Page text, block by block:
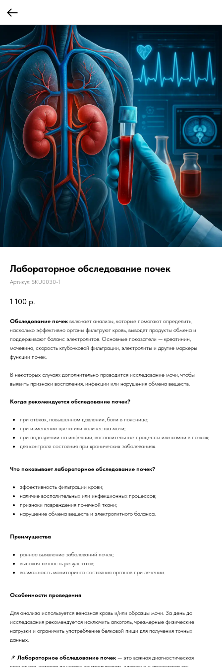
Лабораторное обследование почек
Артикул: SKU0030-1
1 100 р.
Обследование почек включает анализы, которые помогают определить,
насколько эффективно органы фильтруют кровь, выводят продукты обмена и
поддерживают баланс электролитов. Основные показатели — креатинин,
мочевина, скорость клубочковой фильтрации, электролиты и другие маркеры
функции почек.
В некоторых случаях дополнительно проводится исследование мочи, чтобы
выявить признаки воспаления, инфекции или нарушения обмена веществ.
Когда рекомендуется обследование почек?
при отёках, повышенном давлении, боли в пояснице;
при изменении цвета или количества мочи;
при подозрении на инфекции, воспалительные процессы или камни в почках;
для контроля состояния при хронических заболеваниях.
Что показывает лабораторное обследование почек?
эффективность фильтрации крови;
наличие воспалительных или инфекционных процессов;
признаки повреждения почечной ткани;
нарушение обмена веществ и электролитного баланса.
Преимущества
раннее выявление заболеваний почек;
высокая точность результатов;
возможность мониторинга состояния органов при лечении.
Особенности проведения
Для анализа используется венозная кровь и/или образцы мочи. За день до
исследования рекомендуется исключить алкоголь, чрезмерные физические
нагрузки и ограничить употребление белковой пищи для получения точных
данных.
📌 Лабораторное обследование почек — это важная диагностическая